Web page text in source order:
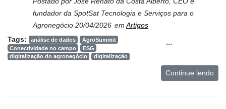
fundador da SpotSat Tecnologia e Serviços para o
Agronegócio 20/04/2026 em Artigos
...
Tags: análise de dados
AgroSummit
Conectividade no campo
ESG
digitalização do agronegócio
digitalização
Continue lendo